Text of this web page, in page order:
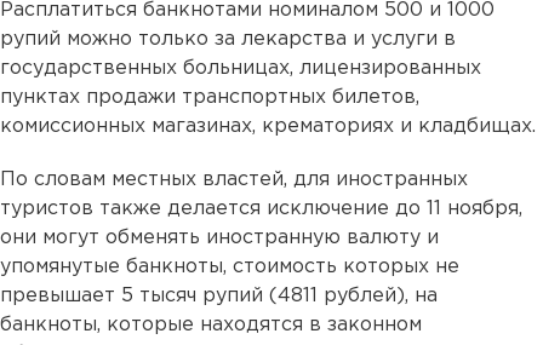
Расплатиться банкнотами номиналом 500 и 1000
рупий можно только за лекарства и услуги в
государственных больницах, лицензированных
пунктах продажи транспортных билетов,
комиссионных магазинах, крематориях и кладбищах.
По словам местных властей, для иностранных
туристов также делается исключение до 11 ноября,
они могут обменять иностранную валюту и
упомянутые банкноты, стоимость которых не
превышает 5 тысяч рупий (4811 рублей), на
банкноты, которые находятся в законном